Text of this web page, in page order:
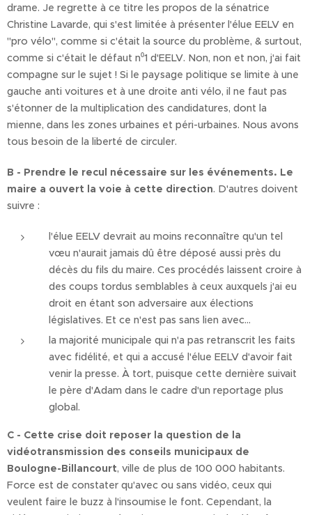
drame. Je regrette à ce titre les propos de la sénatrice
Christine Lavarde, qui s'est limitée à présenter l'élue EELV en
"pro vélo", comme si c'était la source du problème, & surtout,
comme si c'était le défaut n⁰1 d'EELV. Non, non et non, j'ai fait
compagne sur le sujet ! Si le paysage politique se limite à une
gauche anti voitures et à une droite anti vélo, il ne faut pas
s'étonner de la multiplication des candidatures, dont la
mienne, dans les zones urbaines et péri-urbaines. Nous avons
tous besoin de la liberté de circuler.
B - Prendre le recul nécessaire sur les événements. Le
maire a ouvert la voie à cette direction. D'autres doivent
suivre :
l'élue EELV devrait au moins reconnaître qu'un tel
vœu n'aurait jamais dû être déposé aussi près du
décès du fils du maire. Ces procédés laissent croire à
des coups tordus semblables à ceux auxquels j'ai eu
droit en étant son adversaire aux élections
législatives. Et ce n'est pas sans lien avec...
la majorité municipale qui n'a pas retranscrit les faits
avec fidélité, et qui a accusé l'élue EELV d'avoir fait
venir la presse. À tort, puisque cette dernière suivait
le père d'Adam dans le cadre d'un reportage plus
global.
C - Cette crise doit reposer la question de la
vidéotransmission des conseils municipaux de
Boulogne-Billancourt, ville de plus de 100 000 habitants.
Force est de constater qu'avec ou sans vidéo, ceux qui
veulent faire le buzz à l'insoumise le font. Cependant, la